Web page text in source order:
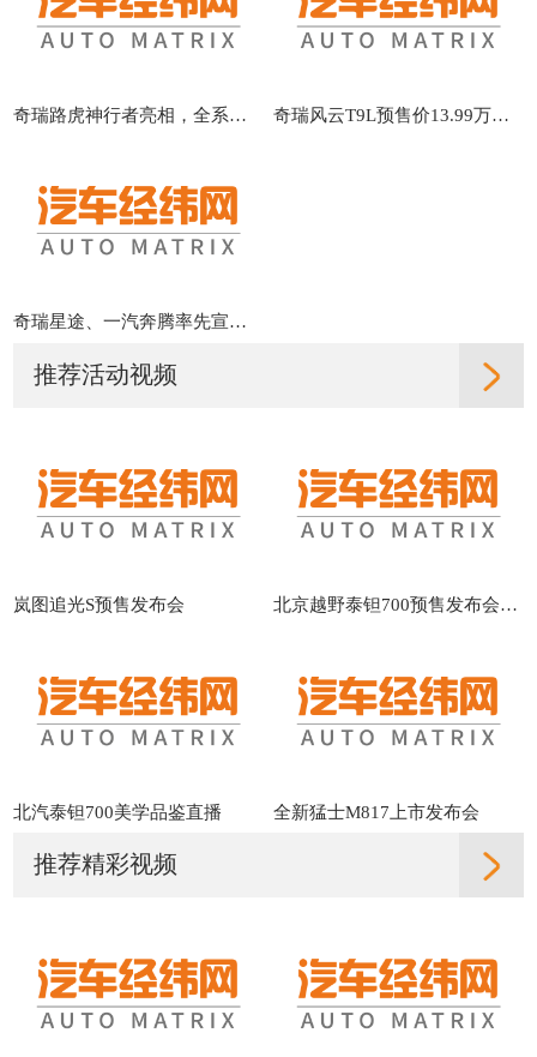
奇瑞路虎神行者亮相，全系标配华为辅助驾驶 奇瑞风云T9L预售价13.99万起 让“豪华平权”不再是口号
奇瑞星途、一汽奔腾率先宣布车型涨价，价格战或迎转折
推荐活动视频
岚图追光S预售发布会 北京越野泰钽700预售发布会直播
北汽泰钽700美学品鉴直播 全新猛士M817上市发布会
推荐精彩视频